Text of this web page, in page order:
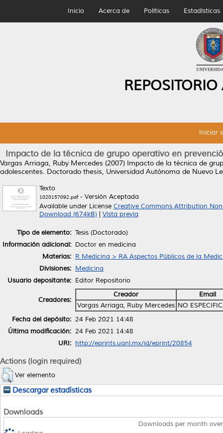
Inicio Acerca de Políticas Estadísticas
Iniciar
Impacto de la técnica de grupo operativo en
Vargas Arriaga, Ruby Mercedes (2007) Impacto de la técnica de
adolescentes. Doctorado thesis, Universidad Autónoma de Nuevo
Texto
1020157092.pdf- Versión Aceptada
Available under License Creative Commons Attribution
Download (674kB)
Vista previa
Tipo de elemento: Tesis (Doctorado)
Información adicional: Doctor en medicina
Materias: R Medicina > RA Aspectos Públicos de la
Divisiones: Medicina
Usuario depositante: Editor Repositorio
Creadores:
Creador
Email
Vargas Arriaga, Ruby Mercedes NO
Fecha del depósito: 24 Feb 2021 14:48
Última modificación: 24 Feb 2021 14:48
URI: http://eprints.uanl.mx/id/eprint/20854
Actions (login required)
Ver elemento
Descargar estadísticas
Downloads
Downloads per month